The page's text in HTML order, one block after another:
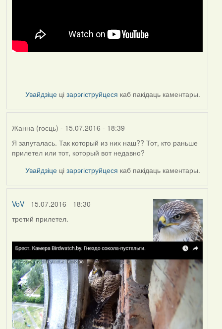
Увайдзіце цізарэгіструйцеся каб пакідаць каментары.
Жанна (госць) - 15.07.2016 - 18:39
Я запуталась. Так который из них наш?? Тот, кто раньше
прилетел или тот, который вот недавно?
Увайдзіце цізарэгіструйцеся каб пакідаць каментары.
VoV- 15.07.2016 - 18:30
третий прилетел.